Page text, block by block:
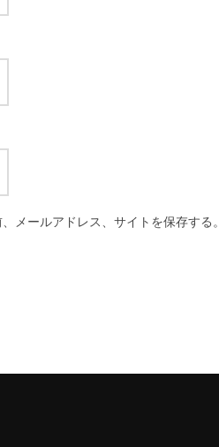
メールアドレス、サイトを保存する。